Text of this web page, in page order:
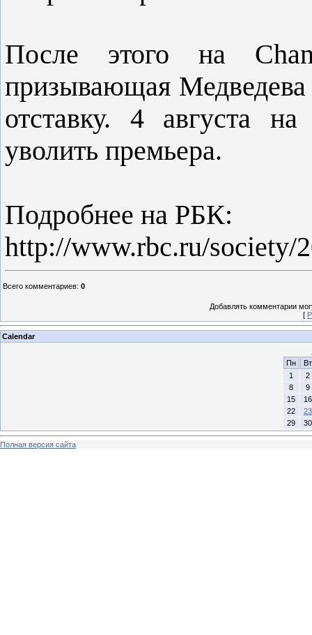
После этого на
призывающая Медведева
отставку. 4 августа
уволить премьера.
Подробнее на РБК:
http://www.rbc.ru/society/
Всего комментариев: 0
Добавлять комментарии
[
Calendar
Пн
Вт
1
2
8
9
15
16
22
23
29
30
Полная версия сайта